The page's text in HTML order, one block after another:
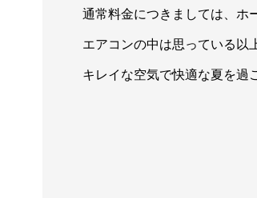
通常料金につきましては、ホ
エアコンの中は思っている以
キレイな空気で快適な夏を過